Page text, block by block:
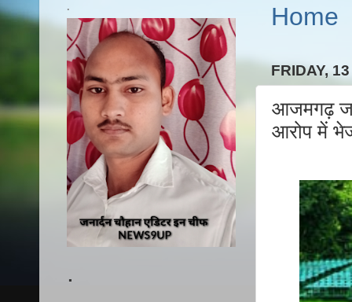
Home
FRIDAY,
आजमगढ़
आरोप में
.
.